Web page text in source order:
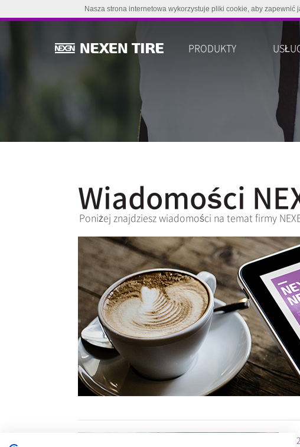
Nasza strona internetowa wykorzystuje pliki cookie, aby
PRODUKTY
Wiadomości
Poniżej znajdziesz wiadomości na temat firmy